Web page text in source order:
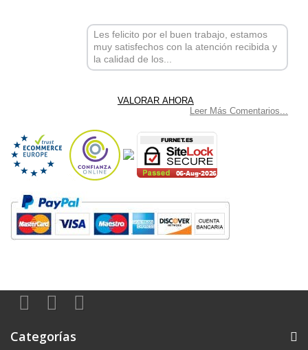
Les felicito por el buen trabajo, estamos
muy satisfechos con la atención recibida y
la calidad de los...
Leer Más Comentarios...
Categorías